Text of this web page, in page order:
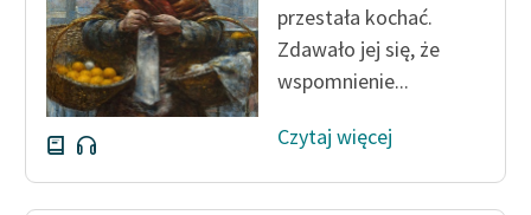
Zespół
Zasady wykorzystania
Wolnych Lektur
Logotypy
przestała kochać.
Zdawało jej się, że
wspomnienie...
Czytaj więcej